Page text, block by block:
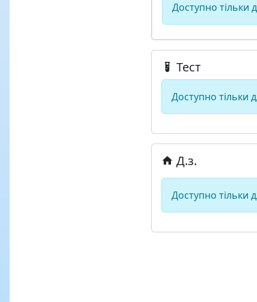
Доступно тільки
Тест
Доступно тільки
Д.з.
Доступно тільки